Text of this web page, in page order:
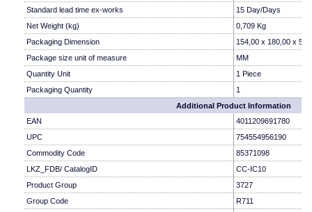
Standard lead time ex-works
15 Day/Days
Net Weight (kg)
0,709 Kg
Packaging Dimension
154,00 x 180,00 x
Package size unit of measure
MM
Quantity Unit
1 Piece
Packaging Quantity
1
Additional Product Information
EAN
4011209691780
UPC
754554956190
Commodity Code
85371098
LKZ_FDB/ CatalogID
CC-IC10
Product Group
3727
Group Code
R711